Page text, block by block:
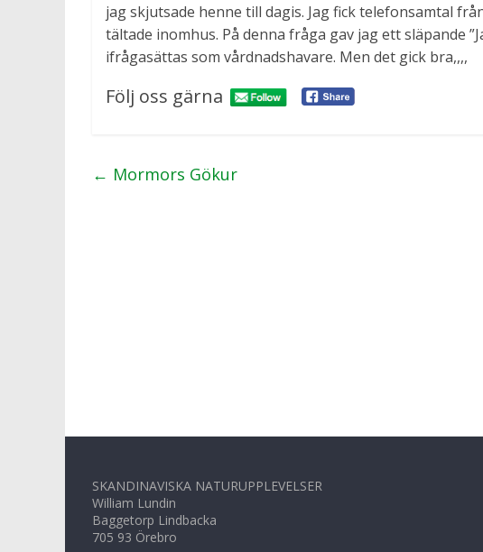
jag skjutsade henne till dagis. Jag fick telefonsamtal
tältade inomhus. På denna fråga gav jag ett släpande
ifrågasättas som vårdnadshavare. Men det gick bra,,,,
Följ oss gärna
← Mormors Gökur
SKANDINAVISKA NATURUPPLEVELSER
William Lundin
Baggetorp Lindbacka
705 93 Örebro